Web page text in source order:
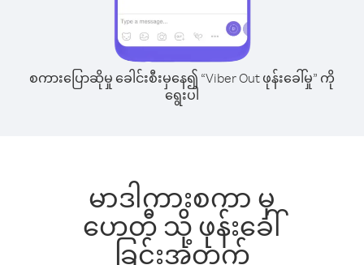
စကားပြောဆိုမှု ခေါင်းစီးမှနေ၍ “Viber Out ဖုန်းခေါ်မှု” ကို
ရွေးပါ
မာဒါကားစကာ မှ
ဟေတီ သို့ ဖုန်းခေါ်
ခြင်းအတွက်